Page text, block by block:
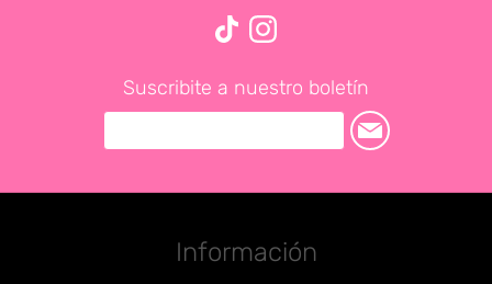
Suscribite a nuestro boletín
Información